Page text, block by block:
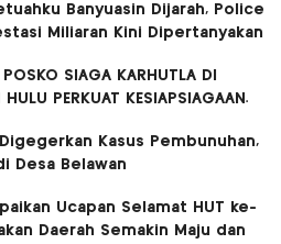
Banyuasin Dijarah, Police
Miliaran Kini Dipertanyakan
SIAGA KARHUTLA DI
HULU PERKUAT KESIAPSIAGAAN.
Kasus Pembunuhan,
Desa Belawan
Ucapan Selamat HUT ke-
Daerah Semakin Maju dan